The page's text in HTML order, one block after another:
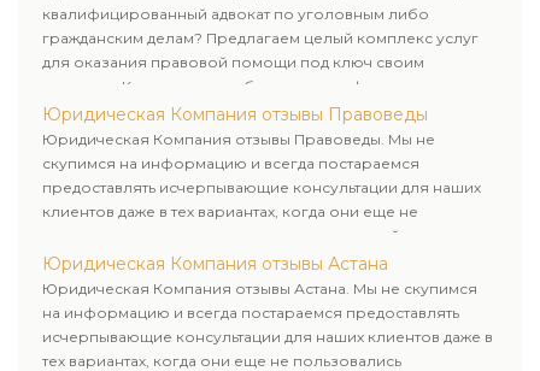
квалифицированный адвокат по уголовным либо
гражданским делам? Предлагаем целый комплекс услуг
для оказания правовой помощи под ключ своим
клиентам. Комплексное обслуживание физических и
юридических лиц. Индивидуальный подход к каждому
клиенту.
Юридическая Компания отзывы Правоведы
Юридическая Компания отзывы Правоведы. Мы не
скупимся на информацию и всегда постараемся
предоставлять исчерпывающие консультации для наших
клиентов даже в тех вариантах, когда они еще не
пользовались юридическими услугами нашей компании.
Юридическая Компания отзывы Астана
Юридическая Компания отзывы Астана. Мы не скупимся
на информацию и всегда постараемся предоставлять
исчерпывающие консультации для наших клиентов даже в
тех вариантах, когда они еще не пользовались